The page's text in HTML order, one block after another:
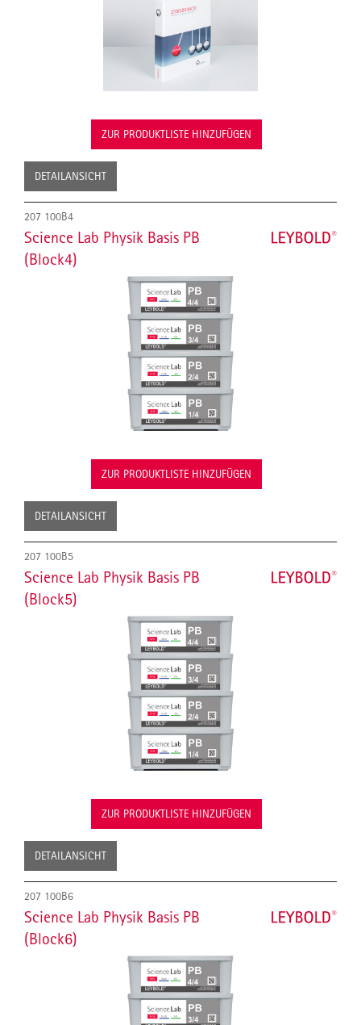
ZUR PRODUKTLISTE HINZUFÜGEN
DETAILANSICHT
207 100B4
Science Lab Physik Basis PB
(Block4)
ZUR PRODUKTLISTE HINZUFÜGEN
DETAILANSICHT
207 100B5
Science Lab Physik Basis PB
(Block5)
ZUR PRODUKTLISTE HINZUFÜGEN
DETAILANSICHT
207 100B6
Science Lab Physik Basis PB
(Block6)